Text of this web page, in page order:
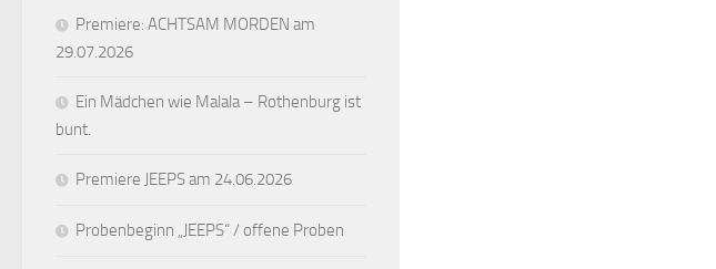
Premiere: ACHTSAM MORDEN am
29.07.2026
Ein Mädchen wie Malala – Rothenburg ist
bunt.
Premiere JEEPS am 24.06.2026
Probenbeginn „JEEPS“ / offene Proben